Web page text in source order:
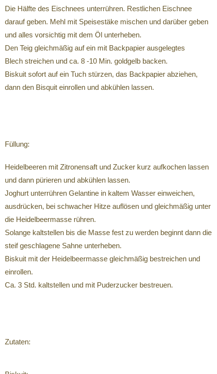
Die Hälfte des Eischnees unterrühren. Restlichen Eischnee
darauf geben. Mehl mit Speisestäke mischen und darüber geben
und alles vorsichtig mit dem Öl unterheben.
Den Teig gleichmäßig auf ein mit Backpapier ausgelegtes
Blech streichen und ca. 8 -10 Min. goldgelb backen.
Biskuit sofort auf ein Tuch stürzen, das Backpapier abziehen,
dann den Bisquit einrollen und abkühlen lassen.
Füllung:
Heidelbeeren mit Zitronensaft und Zucker kurz aufkochen lassen
und dann pürieren und abkühlen lassen.
Joghurt unterrühren Gelantine in kaltem Wasser einweichen,
ausdrücken, bei schwacher Hitze auflösen und gleichmäßig unter
die Heidelbeermasse rühren.
Solange kaltstellen bis die Masse fest zu werden beginnt dann die
steif geschlagene Sahne unterheben.
Biskuit mit der Heidelbeermasse gleichmäßig bestreichen und
einrollen.
Ca. 3 Std. kaltstellen und mit Puderzucker bestreuen.
Zutaten: